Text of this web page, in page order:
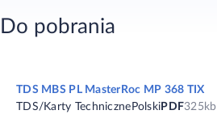
Do pobrania
TDS MBS PL MasterRoc MP 368 TIX
TDS/Karty Techniczne Polski PDF325kb